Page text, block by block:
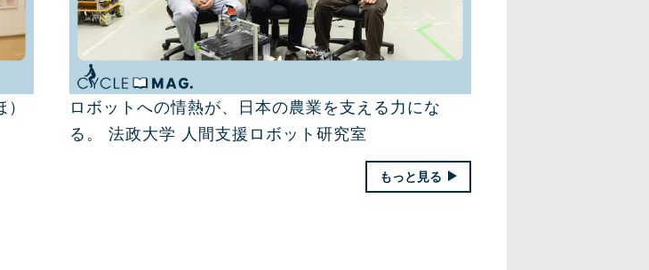
ロボットへの情熱が、日本の農業を支える力にな
る。 法政大学 人間支援ロボット研究室
もっと見る